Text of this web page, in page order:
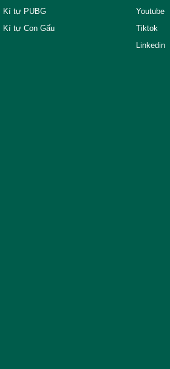
Kí tự PUBG
Kí tự Con Gấu
Youtube
Tiktok
Linkedin